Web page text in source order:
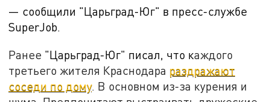
— сообщили "Царьград-Юг" в пресс-службе
SuperJob.
Ранее "Царьград-Юг" писал, что каждого
третьего жителя Краснодара раздражают
соседи по дому. В основном из-за курения и